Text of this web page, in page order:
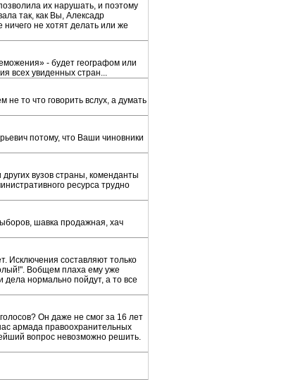
их нарушать, и поэтому
так, как Вы, Алексадр
не хотят делать или же
- будет географом или
всех увиденных стран...
то что говорить вслух, а думать
потому, что Ваши чиновники
вузов страны, коменданты
ресурса трудно
шавка продажная, хач
Исключения составляют только
Вобщем плаха ему уже
дела нормально пойдут, а то все
Он даже не смог за 16 лет
армада правоохранительных
вопрос невозможно решить.